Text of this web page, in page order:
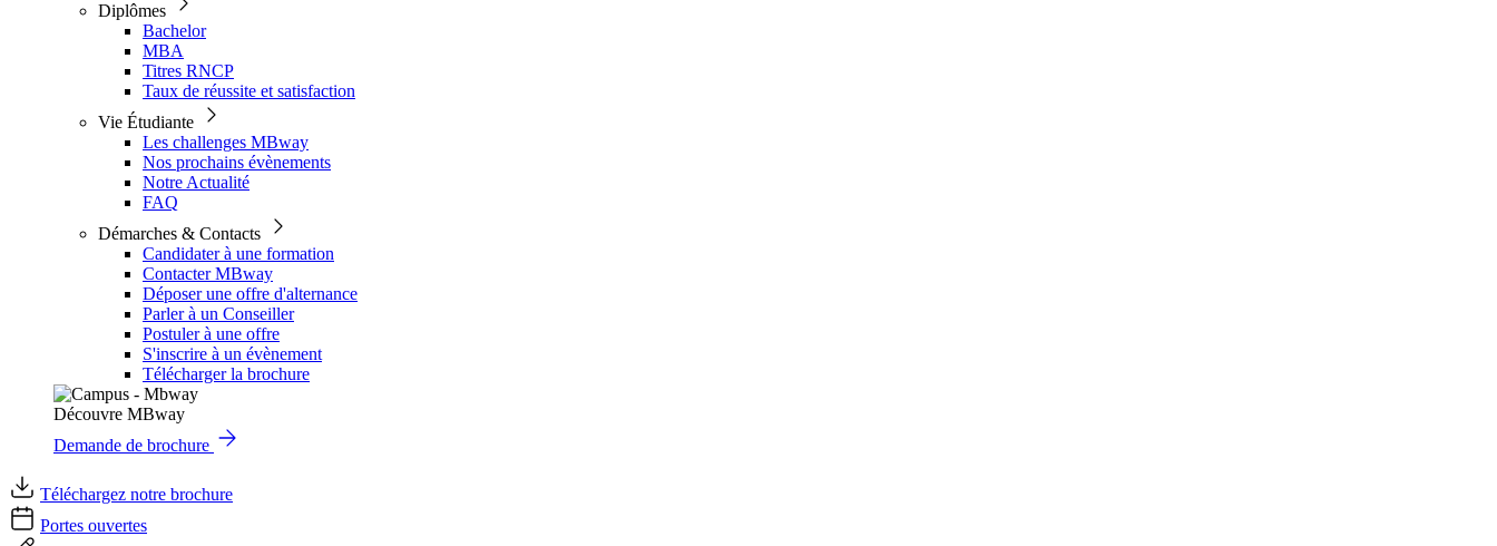
Diplômes
Bachelor
MBA
Titres RNCP
Taux de réussite et satisfaction
Vie Étudiante
Les challenges MBway
Nos prochains évènements
Notre Actualité
FAQ
Démarches & Contacts
Candidater à une formation
Contacter MBway
Déposer une offre d'alternance
Parler à un Conseiller
Postuler à une offre
S'inscrire à un évènement
Télécharger la brochure
Découvre MBway
Demande de brochure
Téléchargez notre brochure
Portes ouvertes